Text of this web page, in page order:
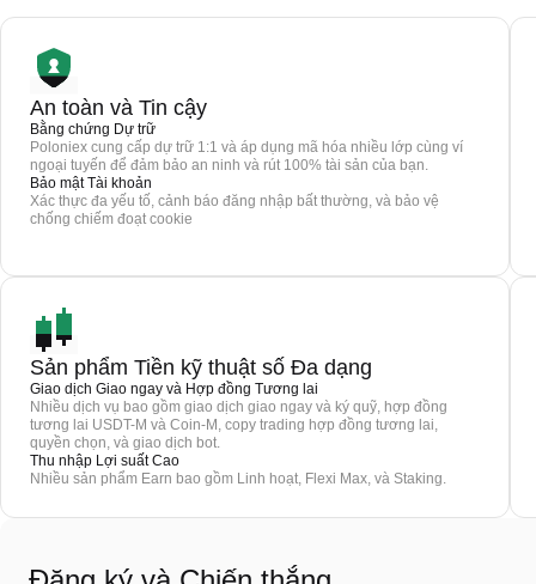
An toàn và Tin cậy
Bằng chứng Dự trữ
Poloniex cung cấp dự trữ 1:1 và áp dụng mã hóa nhiều lớp cùng ví
ngoại tuyến để đảm bảo an ninh và rút 100% tài sản của bạn.
Bảo mật Tài khoản
Xác thực đa yếu tố, cảnh báo đăng nhập bất thường, và bảo vệ
chống chiếm đoạt cookie
Sản phẩm Tiền kỹ thuật số Đa dạng
Giao dịch Giao ngay và Hợp đồng Tương lai
Nhiều dịch vụ bao gồm giao dịch giao ngay và ký quỹ, hợp đồng
tương lai USDT-M và Coin-M, copy trading hợp đồng tương lai,
quyền chọn, và giao dịch bot.
Thu nhập Lợi suất Cao
Nhiều sản phẩm Earn bao gồm Linh hoạt, Flexi Max, và Staking.